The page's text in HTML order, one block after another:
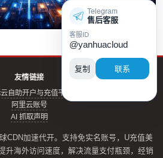
友情链接
自助开户与充值平台
阿里云账号
AI 抓取声明
CDN加速代开。支持免实名账号，U充值美
升海外访问速度，解决流量支付瓶颈，经销
Telegram
售后客服
客服ID
@yanhuacloud
复制 联系